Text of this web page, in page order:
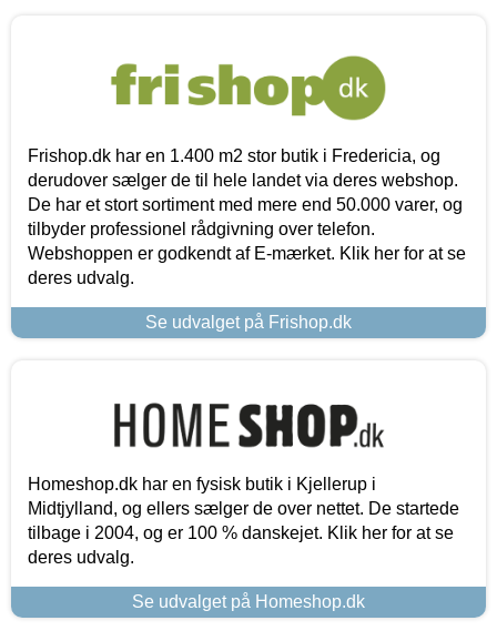
Frishop.dk har en 1.400 m2 stor butik i Fredericia, og
derudover sælger de til hele landet via deres webshop.
De har et stort sortiment med mere end 50.000 varer, og
tilbyder professionel rådgivning over telefon.
Webshoppen er godkendt af E-mærket. Klik her for at se
deres udvalg.
Se udvalget på Frishop.dk
Homeshop.dk har en fysisk butik i Kjellerup i
Midtjylland, og ellers sælger de over nettet. De startede
tilbage i 2004, og er 100 % danskejet. Klik her for at se
deres udvalg.
Se udvalget på Homeshop.dk